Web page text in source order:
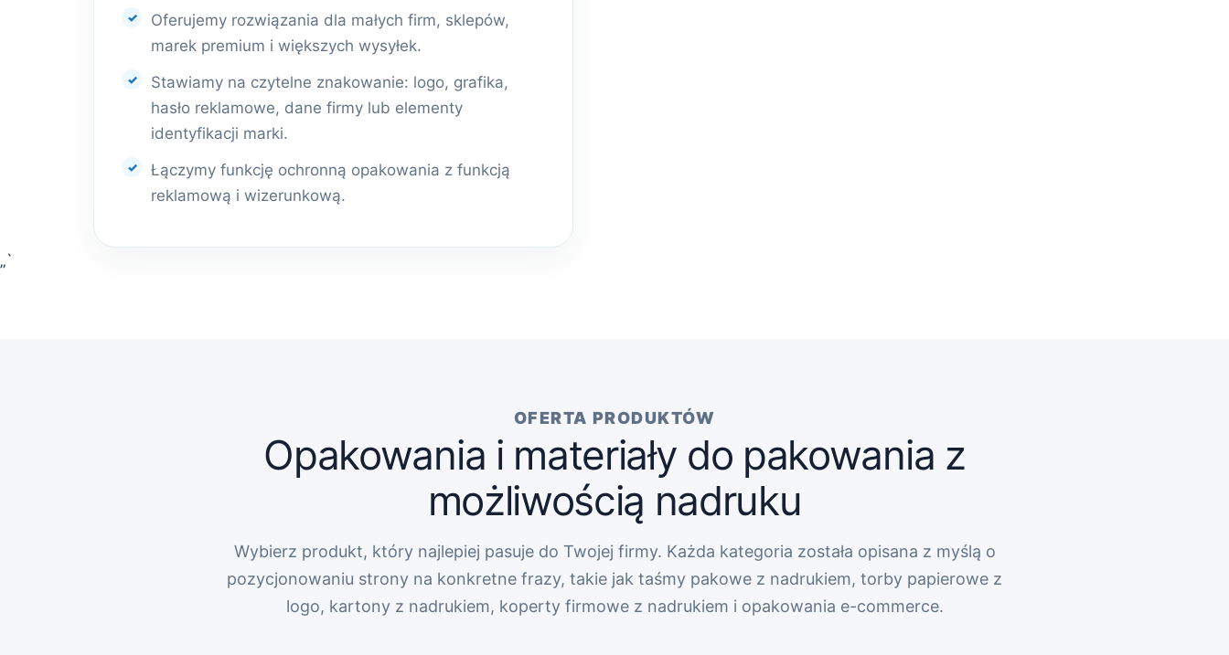
Oferujemy rozwiązania dla małych firm, sklepów,
marek premium i większych wysyłek.
Stawiamy na czytelne znakowanie: logo, grafika,
hasło reklamowe, dane firmy lub elementy
identyfikacji marki.
Łączymy funkcję ochronną opakowania z funkcją
reklamową i wizerunkową.
„`
OFERTA PRODUKTÓW
Opakowania i materiały do pakowania z
możliwością nadruku
Wybierz produkt, który najlepiej pasuje do Twojej firmy. Każda kategoria została opisana z myślą o
pozycjonowaniu strony na konkretne frazy, takie jak taśmy pakowe z nadrukiem, torby papierowe z
logo, kartony z nadrukiem, koperty firmowe z nadrukiem i opakowania e-commerce.